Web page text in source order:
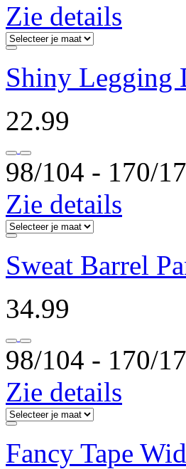
Zie details
Shiny Legging
22.99
98/104 ‐ 170/
Zie details
Sweat Barrel
34.99
98/104 ‐ 170/
Zie details
Fancy Tape